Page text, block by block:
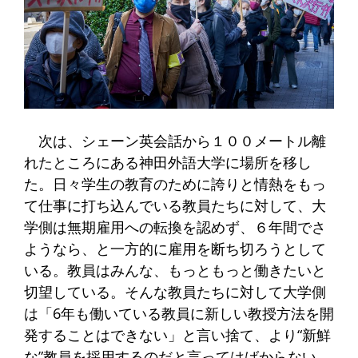
次は、シェーン英会話から１００メートル離
れたところにある神田外語大学に場所を移し
た。日々学生の教育のために誇りと情熱をもっ
て仕事に打ち込んでいる教員たちに対して、大
学側は無期雇用への転換を認めず、６年間でさ
ようなら、と一方的に雇用を断ち切ろうとして
いる。教員はみんな、もっともっと働きたいと
切望している。そんな教員たちに対して大学側
は「6年も働いている教員に新しい教授方法を開
発することはできない」と言い捨て、より“新鮮